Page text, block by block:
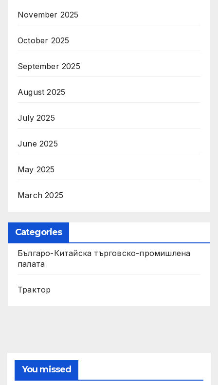
November 2025
October 2025
September 2025
August 2025
July 2025
June 2025
May 2025
March 2025
Categories
Българо-Китайска търговско-промишлена
палата
Трактор
You missed